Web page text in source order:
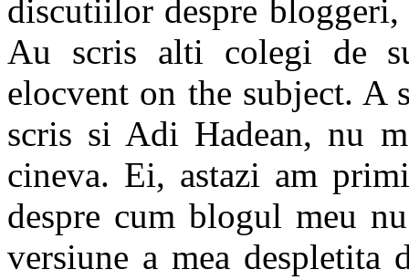
discutiilor despre
Au scris alti colegi de
elocvent on the subject. A
scris si Adi Hadean, nu
cineva. Ei, astazi am
despre cum blogul meu
versiune a mea